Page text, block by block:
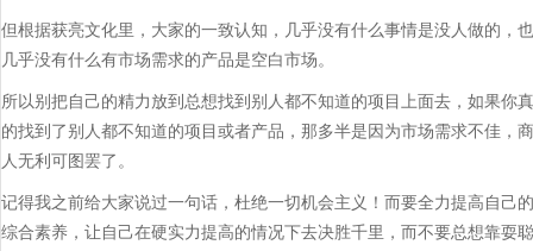
但根据获亮文化里，大家的一致认知，几乎没有什么事情是没人做的，也
几乎没有什么有市场需求的产品是空白市场。
所以别把自己的精力放到总想找到别人都不知道的项目上面去，如果你真
的找到了别人都不知道的项目或者产品，那多半是因为市场需求不佳，商
人无利可图罢了。
记得我之前给大家说过一句话，杜绝一切机会主义！而要全力提高自己的
综合素养，让自己在硬实力提高的情况下去决胜千里，而不要总想靠耍聪